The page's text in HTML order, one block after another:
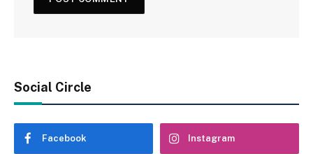
Social Circle
Facebook Instagram